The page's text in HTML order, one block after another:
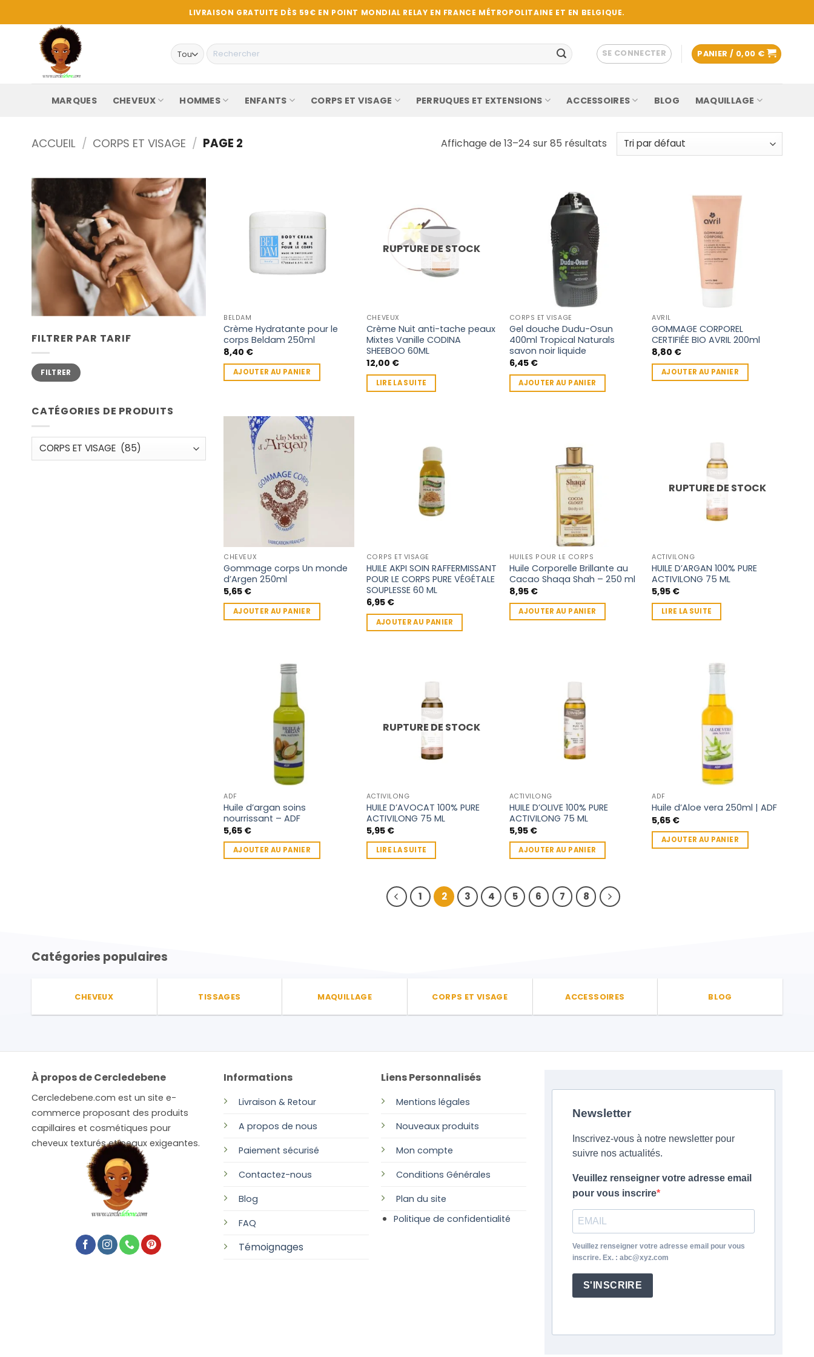
au
LIVRAISON GRATUITE DÈS 59€ EN POINT MONDIAL RELAY EN FRANCE MÉTROPOLITAINE ET EN BELGIQUE.
Recherche
pour :
SE CONNECTER PANIER / 0,00 €
MARQUES CHEVEUX HOMMES ENFANTS CORPS ET VISAGE PERRUQUES ET EXTENSIONS ACCESSOIRES BLOG MAQUILLAGE
ACCUEIL / CORPS ET VISAGE / PAGE 2 Affichage de 13–24 sur 85 résultats
FILTRER PAR TARIF
Prix
min
Prix
maxFILTRER
CATÉGORIES DE PRODUITS
BELDAM
Crème Hydratante pour le
corps Beldam 250ml
8,40 €
AJOUTER AU PANIER
RUPTURE DE STOCK
CHEVEUX
Crème Nuit anti-tache peaux
Mixtes Vanille CODINA
SHEEBOO 60ML
12,00 €
LIRE LA SUITE
CORPS ET VISAGE
Gel douche Dudu-Osun
400ml Tropical Naturals
savon noir liquide
6,45 €
AJOUTER AU PANIER
AVRIL
GOMMAGE CORPOREL
CERTIFIÉE BIO AVRIL 200ml
8,80 €
AJOUTER AU PANIER
CHEVEUX
Gommage corps Un monde
d’Argen 250ml
5,65 €
AJOUTER AU PANIER
CORPS ET VISAGE
HUILE AKPI SOIN RAFFERMISSANT
POUR LE CORPS PURE VÉGÉTALE
SOUPLESSE 60 ML
6,95 €
AJOUTER AU PANIER
HUILES POUR LE CORPS
Huile Corporelle Brillante au
Cacao Shaqa Shah – 250 ml
8,95 €
AJOUTER AU PANIER
RUPTURE DE STOCK
ACTIVILONG
HUILE D’ARGAN 100% PURE
ACTIVILONG 75 ML
5,95 €
LIRE LA SUITE
ADF
Huile d’argan soins
nourrissant – ADF
5,65 €
AJOUTER AU PANIER
RUPTURE DE STOCK
ACTIVILONG
HUILE D’AVOCAT 100% PURE
ACTIVILONG 75 ML
5,95 €
LIRE LA SUITE
ACTIVILONG
HUILE D’OLIVE 100% PURE
ACTIVILONG 75 ML
5,95 €
AJOUTER AU PANIER
ADF
Huile d’Aloe vera 250ml | ADF
5,65 €
AJOUTER AU PANIER
1 2 3 4 5 6 7 8
Catégories populaires
CHEVEUX TISSAGES MAQUILLAGE CORPS ET VISAGE ACCESSOIRES BLOG
À propos de Cercledebene
Cercledebene.com est un site e-
commerce proposant des produits
capillaires et cosmétiques pour
cheveux texturés et peaux exigeantes.
Informations
Livraison & Retour
A propos de nous
Paiement sécurisé
Contactez-nous
Blog
FAQ
Témoignages
Liens Personnalisés
Mentions légales
Nouveaux produits
Mon compte
Conditions Générales
Plan du site
Politique de confidentialité
Newsletter
Inscrivez-vous à notre newsletter pour
suivre nos actualités.
Veuillez renseigner votre adresse email
pour vous inscrire
Veuillez renseigner votre adresse email pour vous
inscrire. Ex. : abc@xyz.com
S'INSCRIRE